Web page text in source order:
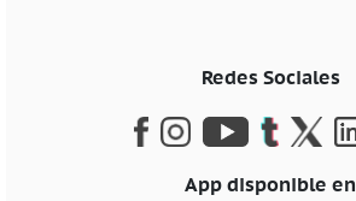
Redes Sociales
App disponible en